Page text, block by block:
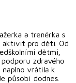
a trenérka s
aktivit pro děti. Od
dětmi,
zdravého
vrátila k
působí dodnes.